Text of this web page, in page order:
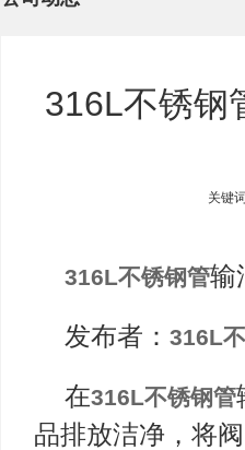
316L不锈钢
关键
316L不锈钢管输
发布者： 316L
在316L不锈钢管
品排放洁净，将